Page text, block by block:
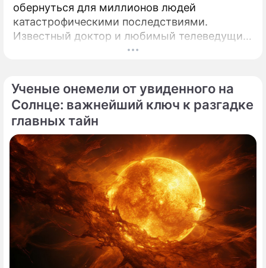
обернуться для миллионов людей
катастрофическими последствиями.
Известный доктор и любимый телеведущий
миллионов Александр Мясников обратил
перечеркнул все наши прошлые
представления о здоровье.
Ученые онемели от увиденного на
Солнце: важнейший ключ к разгадке
главных тайн